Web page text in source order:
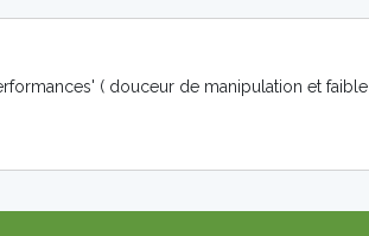
( douceur de manipulation et faible